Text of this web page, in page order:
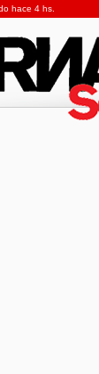
hace 4 hs.